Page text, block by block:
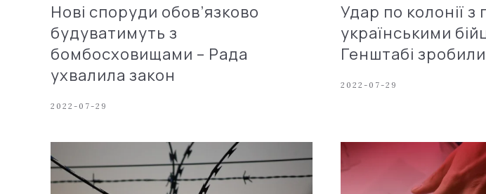
Нові споруди обов’язково
будуватимуть з
бомбосховищами – Рада
ухвалила закон
2022-07-29
Удар по колонії
українськими
Генштабі
2022-07-29